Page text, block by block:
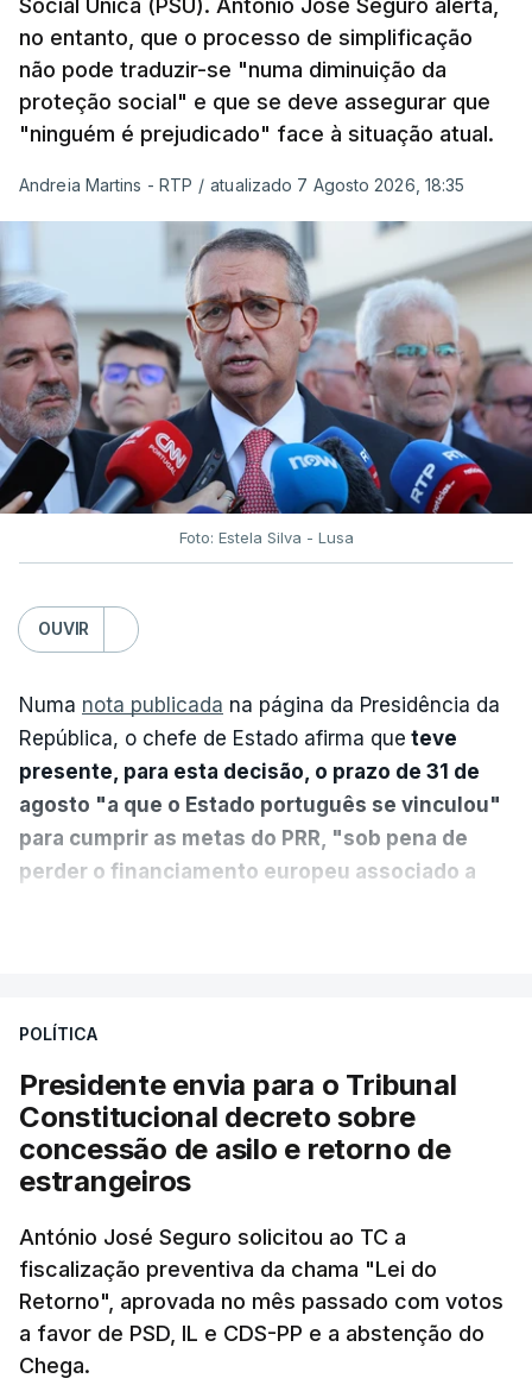
Social Única (PSU). António José Seguro alerta,
no entanto, que o processo de simplificação
não pode traduzir-se "numa diminuição da
proteção social" e que se deve assegurar que
"ninguém é prejudicado" face à situação atual.
Andreia Martins - RTP / atualizado 7 Agosto 2026, 18:35
Foto: Estela Silva - Lusa
OUVIR
Numa nota publicada na página da Presidência da
República, o chefe de Estado afirma que teve
presente, para esta decisão, o prazo de 31 de
agosto "a que o Estado português se vinculou"
para cumprir as metas do PRR, "sob pena de
perder o financiamento europeu associado a
sistema mais simples, mais justo e transparente".
"Sempre que seja possível reduzir burocracias,
eliminar sobreposições e garantir que os apoios
chegam a quem mais necessita, estaremos a dar
um passo na direção certa", argumenta o
Presidente da República.
Assegurar que "ninguém é
prejudicado"
POLÍTICA
Presidente envia para o Tribunal
Constitucional decreto sobre
concessão de asilo e retorno de
estrangeiros
António José Seguro solicitou ao TC a
fiscalização preventiva da chama "Lei do
Retorno", aprovada no mês passado com votos
a favor de PSD, IL e CDS-PP e a abstenção do
Chega.